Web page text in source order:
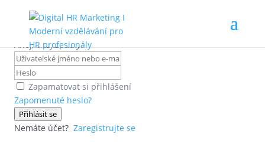
Ahoj, vítej zpátky!
Zapamatovat si přihlášení
Zapomenuté heslo?
Přihlásit se
Nemáte účet? Zaregistrujte se